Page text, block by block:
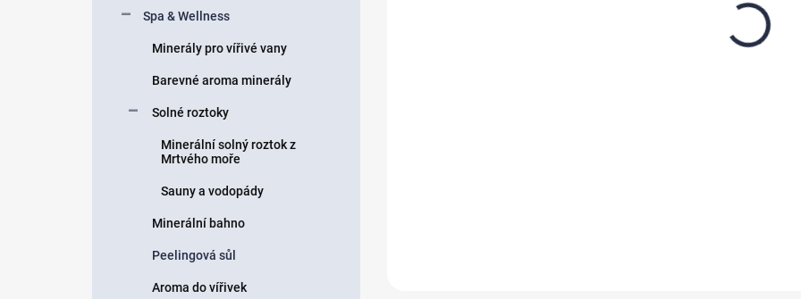
Spa & Wellness
Minerály pro vířivé vany
Barevné aroma minerály
Solné roztoky
Minerální solný roztok z
Mrtvého moře
Sauny a vodopády
Minerální bahno
Peelingová sůl
Aroma do vířivek